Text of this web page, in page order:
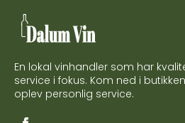
En lokal vinhandler som har
service i fokus. Kom ned i
oplev personlig service.